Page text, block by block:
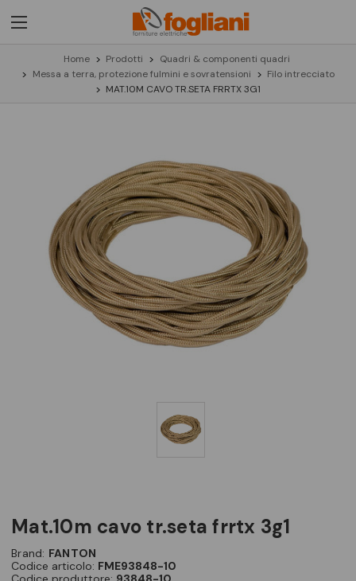
Home Prodotti
Quadri & componenti quadri
Messa a terra, protezione fulmini e sovratensioni
Filo intrecciato
MAT.10M CAVO TR.SETA FRRTX 3G1
mat.10m cavo tr.seta frrtx 3g1
Brand: FANTON
Codice articolo: FME93848-10